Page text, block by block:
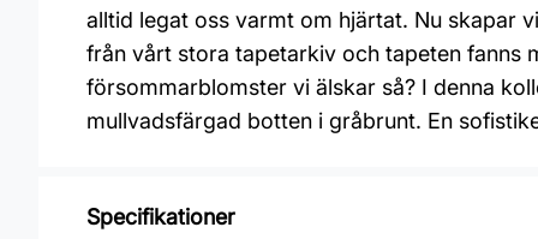
alltid legat oss varmt om hjärtat. Nu skapar
från vårt stora tapetarkiv och tapeten fanns
försommarblomster vi älskar så? I denna
mullvadsfärgad botten i gråbrunt. En
Specifikationer